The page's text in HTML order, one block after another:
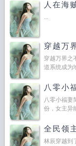
人在海
...
穿越万
穿越万界之
道系统成为
八零小
八零小福妻
份，女主异
全民领
林辰穿越到